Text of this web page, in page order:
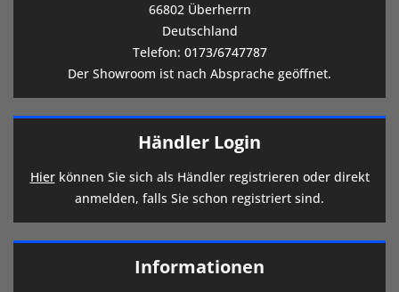
66802 Überherrn
Deutschland
Telefon: 0173/6747787
Der Showroom ist nach Absprache geöffnet.
Händler Login
Hierkönnen Sie sich als Händler registrieren oder direkt
anmelden, falls Sie schon registriert sind.
Informationen